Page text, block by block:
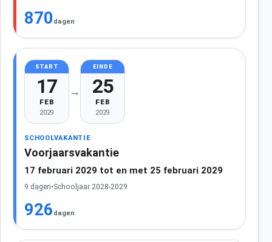
870 dagen
START
17
FEB
2029
→
EINDE
25
FEB
2029
SCHOOLVAKANTIE
Voorjaarsvakantie
17 februari 2029 tot en met 25 februari 2029
9 dagen•Schooljaar 2028-2029
926 dagen